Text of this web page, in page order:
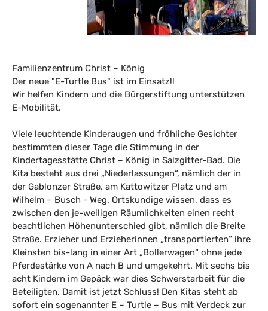
Familienzentrum Christ – König
Der neue "E-Turtle Bus" ist im Einsatz!!
Wir helfen Kindern und die Bürgerstiftung unterstützen
E-Mobilität.
Viele leuchtende Kinderaugen und fröhliche Gesichter
bestimmten dieser Tage die Stimmung in der
Kindertagesstätte Christ – König in Salzgitter-Bad. Die
Kita besteht aus drei „Niederlassungen“, nämlich der in
der Gablonzer Straße, am Kattowitzer Platz und am
Wilhelm – Busch - Weg. Ortskundige wissen, dass es
zwischen den je-weiligen Räumlichkeiten einen recht
beachtlichen Höhenunterschied gibt, nämlich die Breite
Straße. Erzieher und Erzieherinnen „transportierten“ ihre
Kleinsten bis-lang in einer Art „Bollerwagen“ ohne jede
Pferdestärke von A nach B und umgekehrt. Mit sechs bis
acht Kindern im Gepäck war dies Schwerstarbeit für die
Beteiligten. Damit ist jetzt Schluss! Den Kitas steht ab
sofort ein sogenannter E – Turtle – Bus mit Verdeck zur